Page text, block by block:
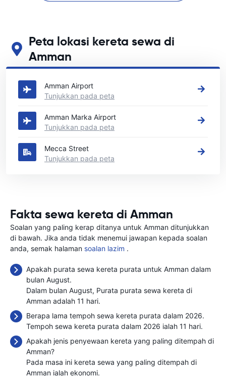
Peta lokasi kereta sewa di
Amman
Lihat lokasi sewa kereta utama kami di Amman
Amman Airport
Tunjukkan pada peta
Amman Marka Airport
Tunjukkan pada peta
Mecca Street
Tunjukkan pada peta
Fakta sewa kereta di Amman
Soalan yang paling kerap ditanya untuk Amman ditunjukkan
di bawah. Jika anda tidak menemui jawapan kepada soalan
anda, semak halaman soalan lazim .
Apakah purata sewa kereta purata untuk Amman dalam
bulan August.
Dalam bulan August, Purata purata sewa kereta di
Amman adalah 11 hari.
Berapa lama tempoh sewa kereta purata dalam 2026.
Tempoh sewa kereta purata dalam 2026 ialah 11 hari.
Apakah jenis penyewaan kereta yang paling ditempah di
Amman?
Pada masa ini kereta sewa yang paling ditempah di
Amman ialah ekonomi.